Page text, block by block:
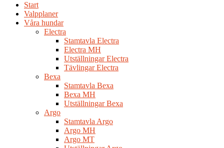
Start
Valpplaner
Våra hundar
Electra
Stamtavla Electra
Electra MH
Utställningar Electra
Tävlingar Electra
Bexa
Stamtavla Bexa
Bexa MH
Utställningar Bexa
Argo
Stamtavla Argo
Argo MH
Argo MT